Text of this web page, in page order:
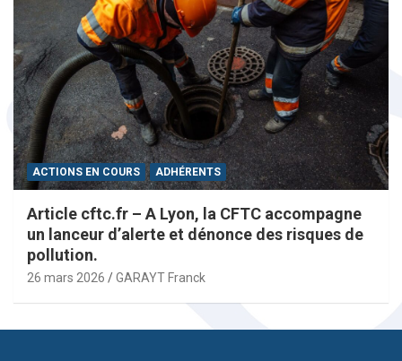
ACTIONS EN COURS ADHÉRENTS
Article cftc.fr – A Lyon, la CFTC accompagne
un lanceur d’alerte et dénonce des risques de
pollution.
26 mars 2026 GARAYT Franck